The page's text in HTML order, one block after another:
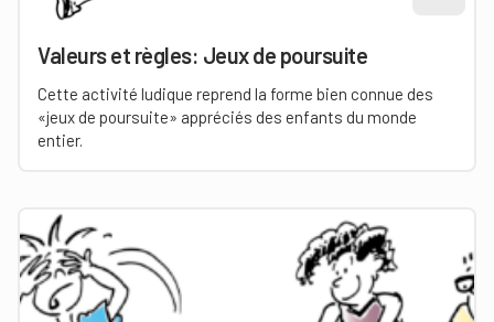
Valeurs et règles: Jeux de poursuite
Cette activité ludique reprend la forme bien connue des
«jeux de poursuite» appréciés des enfants du monde
entier.